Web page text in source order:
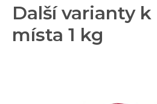
Další varianty
místa 1 kg